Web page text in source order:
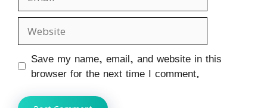
Website
Save my name, email, and website in this
browser for the next time I comment.